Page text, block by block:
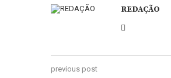
REDAÇÃO
previous post